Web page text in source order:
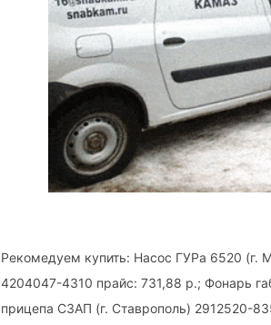
Рекомедуем купить: Насос ГУРа 6520
4204047-4310 прайс: 731,88 р.; Фонарь
прицепа СЗАП (г. Ставрополь) 2912520-